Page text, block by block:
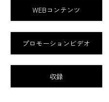
WEBコンテンツ
プロモーションビデオ
収録